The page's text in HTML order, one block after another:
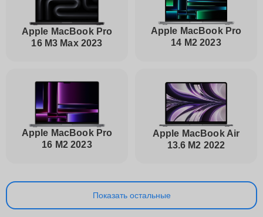
Apple MacBook Pro
16 M3 Max 2023
Apple MacBook Pro
14 M2 2023
Apple MacBook Pro
16 M2 2023
Apple MacBook Air
13.6 M2 2022
Показать остальные